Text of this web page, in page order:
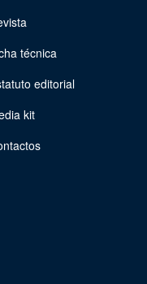
técnica
editorial
kit